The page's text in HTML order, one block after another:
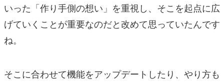
いった「作り手側の想い」を重視し、そこを起点に広
げていくことが重要なのだと改めて思っていたんです
ね。
そこに合わせて機能をアップデートしたり、やり方も